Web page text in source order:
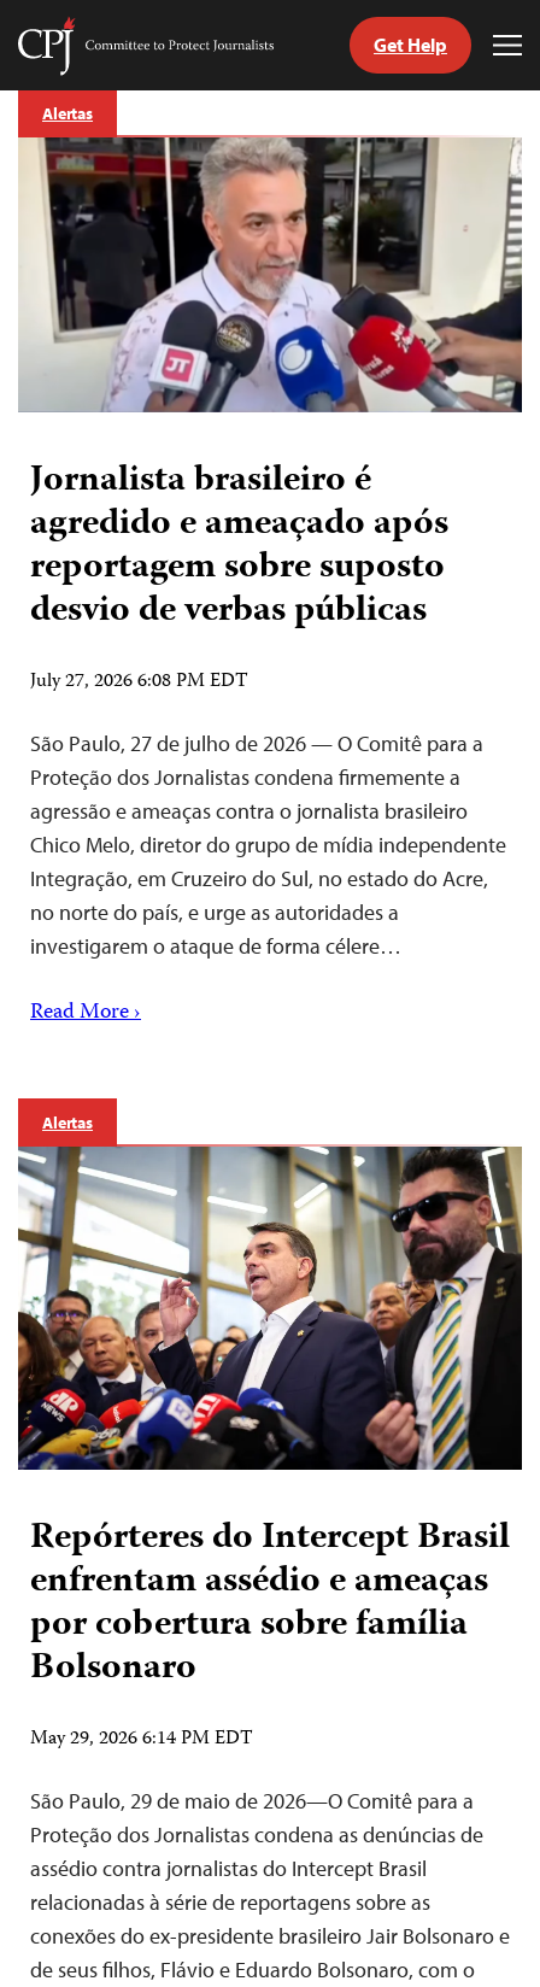
Skip
content
Committee
Journalists
Get Help
Alertas
Jornalista brasileiro é
agredido e ameaçado após
reportagem sobre suposto
desvio de verbas públicas
July 27, 2026 6:08 PM EDT
São Paulo, 27 de julho de 2026 — O Comitê para a
Proteção dos Jornalistas condena firmemente a
agressão e ameaças contra o jornalista brasileiro
Chico Melo, diretor do grupo de mídia independente
Integração, em Cruzeiro do Sul, no estado do Acre,
no norte do país, e urge as autoridades a
investigarem o ataque de forma célere…
Read More ›
Alertas
Repórteres do Intercept Brasil
enfrentam assédio e ameaças
por cobertura sobre família
Bolsonaro
May 29, 2026 6:14 PM EDT
São Paulo, 29 de maio de 2026—O Comitê para a
Proteção dos Jornalistas condena as denúncias de
assédio contra jornalistas do Intercept Brasil
relacionadas à série de reportagens sobre as
conexões do ex-presidente brasileiro Jair Bolsonaro e
de seus filhos, Flávio e Eduardo Bolsonaro, com o